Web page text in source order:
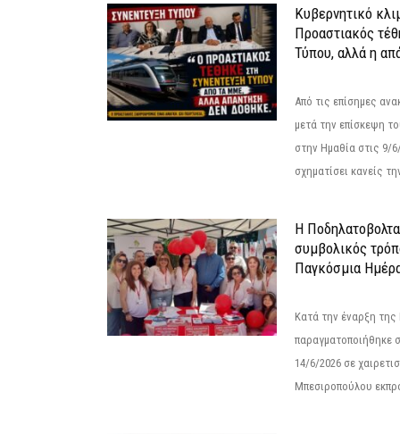
Κυβερνητικό
Προαστιακός
Τύπου, αλλά η
Από τις επίσημες
μετά την επίσκεψη
στην Ημαθία στις 9/
σχηματίσει κανείς
Η Ποδηλατοβολτα
συμβολικός
Παγκόσμια
Κατά την έναρξη
παραγματοποιήθηκε
14/6/2026 σε
Μπεσιροπούλου